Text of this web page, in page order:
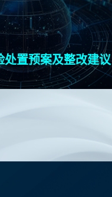
处置预案及整改建议